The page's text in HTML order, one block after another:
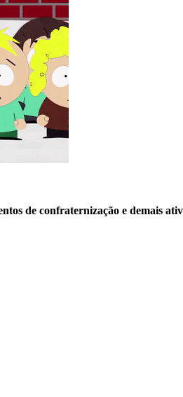
de confraternização e demais